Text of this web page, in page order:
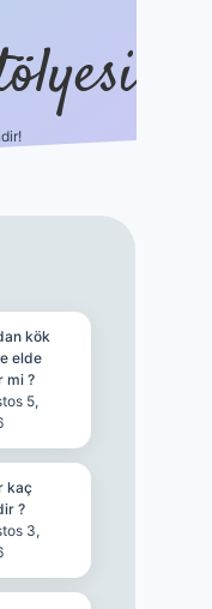
kök
elde
mi ?
5,
kaç
?
3,
ilbet casino